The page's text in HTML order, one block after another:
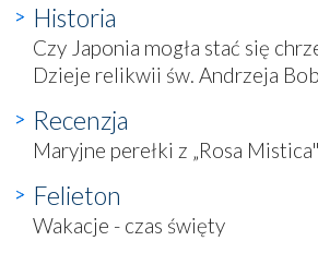
Historia
Czy Japonia mogła stać się
Dzieje relikwii św. Andrzeja
Recenzja
Maryjne perełki z „Rosa Mistica"
Felieton
Wakacje - czas święty